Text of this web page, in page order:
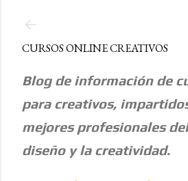
CURSOS ONLINE CREATIVOS
Blog de información de
para creativos,
mejores profesionales
diseño y la creatividad.